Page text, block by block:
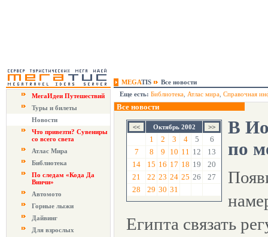
MEGATIS
Все новости
МегаИдеи Путешествий
Туры и билеты
Новости
Что привезти? Сувениры
со всего света
Атлас Мира
Библиотека
По следам «Кода Да
Винчи»
Автомото
Горные лыжи
Дайвинг
Для взрослых
Еще есть: Библиотека Атлас мира Справочная
Все новости
Октябрь 2002
1 2 3 4 5
6
7
8 9 10 11 12
13
14
15 16 17 18 19
20
21
22 23 24 25 26
27
28
29 30 31
В
по
Египта связать